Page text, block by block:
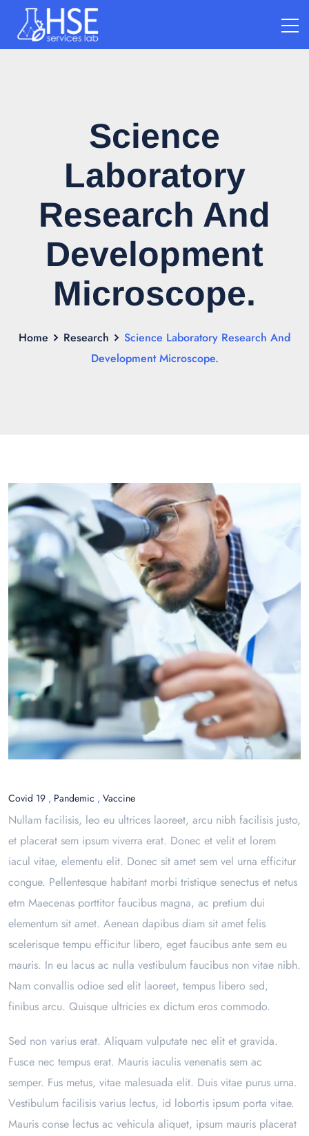
Science
Laboratory
Research And
Development
Microscope.
Home Research
Science Laboratory Research And
Development Microscope.
Covid 19 , Pandemic , Vaccine
Nullam facilisis, leo eu ultrices laoreet, arcu nibh facilisis justo,
et placerat sem ipsum viverra erat. Donec et velit et lorem
iacul vitae, elementu elit. Donec sit amet sem vel urna efficitur
congue. Pellentesque habitant morbi tristique senectus et netus
etm Maecenas porttitor faucibus magna, ac pretium dui
elementum sit amet. Aenean dapibus diam sit amet felis
scelerisque tempu efficitur libero, eget faucibus ante sem eu
mauris. In eu lacus ac nulla vestibulum faucibus non vitae nibh.
Nam convallis odioe sed elit laoreet, tempus libero sed,
finibus arcu. Quisque ultricies ex dictum eros commodo.
Sed non varius erat. Aliquam vulputate nec elit et gravida.
Fusce nec tempus erat. Mauris iaculis venenatis sem ac
semper. Fus metus, vitae malesuada elit. Duis vitae purus urna.
Vestibulum facilisis varius lectus, id lobortis ipsum porta vitae.
Mauris conse lectus ac vehicula aliquet, ipsum mauris placerat